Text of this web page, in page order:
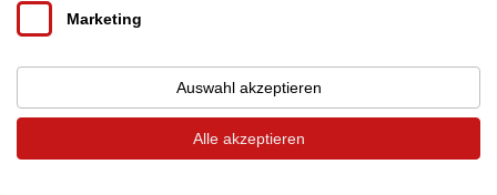
Marketing
Auswahl akzeptieren
Alle akzeptieren